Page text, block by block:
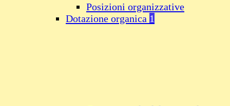
Posizioni organizzative
Dotazione organica 1